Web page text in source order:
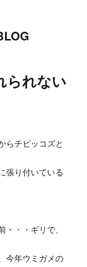
られない
らチビッコズと
張り付いている
・・ギリで、
今年ウミガメの